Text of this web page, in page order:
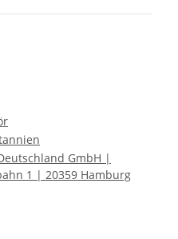
GmbH |
1 | 20359 Hamburg